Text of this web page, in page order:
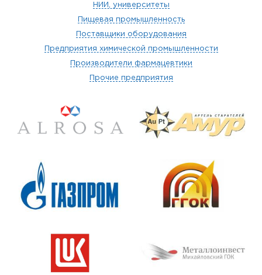
НИИ, университеты
Пищевая промышленность
Поставщики оборудования
Предприятия химической промышленности
Производители фармацевтики
Прочие предприятия